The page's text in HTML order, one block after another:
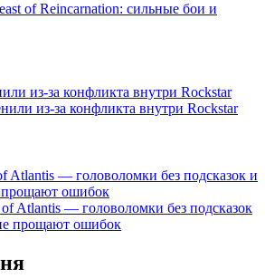
of Reincarnation: сильные бои и
из-за конфликта внутри Rockstar
из-за конфликта внутри Rockstar
Atlantis — головоломки без подсказок и
прощают ошибок
Atlantis — головоломки без подсказок
прощают ошибок